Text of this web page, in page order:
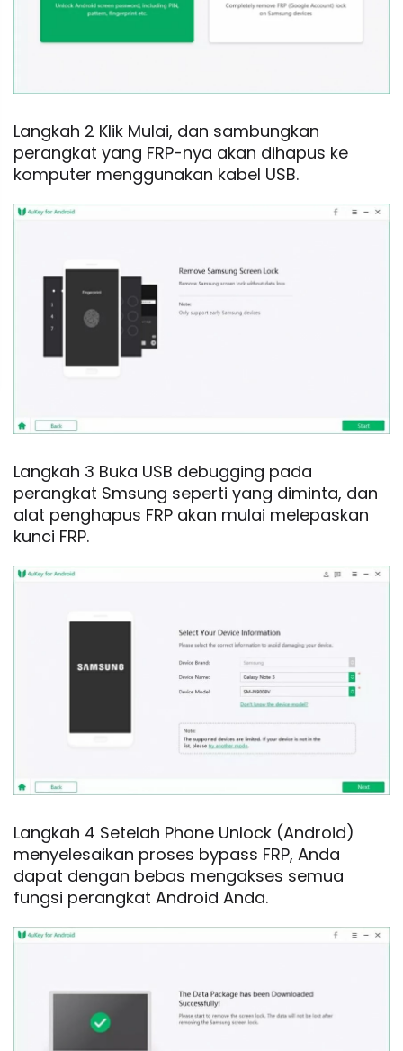
Langkah 2 Klik Mulai, dan sambungkan
perangkat yang FRP-nya akan dihapus ke
komputer menggunakan kabel USB.
Langkah 3 Buka USB debugging pada
perangkat Smsung seperti yang diminta, dan
alat penghapus FRP akan mulai melepaskan
kunci FRP.
Langkah 4 Setelah Phone Unlock (Android)
menyelesaikan proses bypass FRP, Anda
dapat dengan bebas mengakses semua
fungsi perangkat Android Anda.